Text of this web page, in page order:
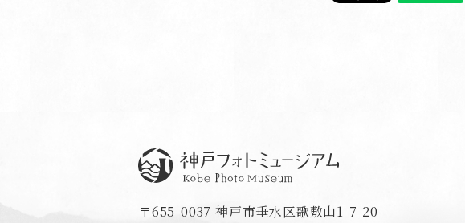
〒655-0037 神戸市垂水区歌敷山1-7-20